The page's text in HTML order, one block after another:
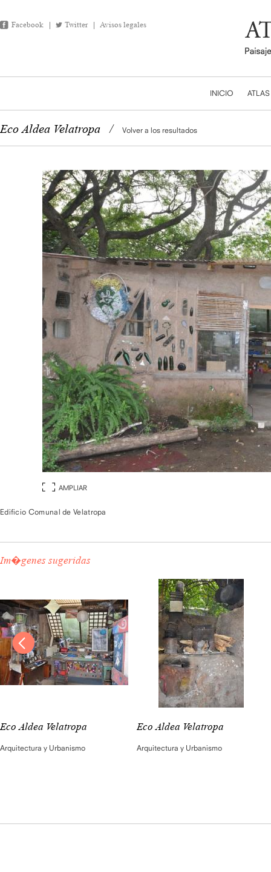
Facebook Twitter Avisos legales
INICIO ATLAS
Eco Aldea Velatropa / Volver a los resultados
AMPLIAR
Edificio Comunal de Velatropa
Im�genes sugeridas
Eco Aldea Velatropa
Arquitectura y Urbanismo
Eco Aldea Velatropa
Arquitectura y Urbanismo